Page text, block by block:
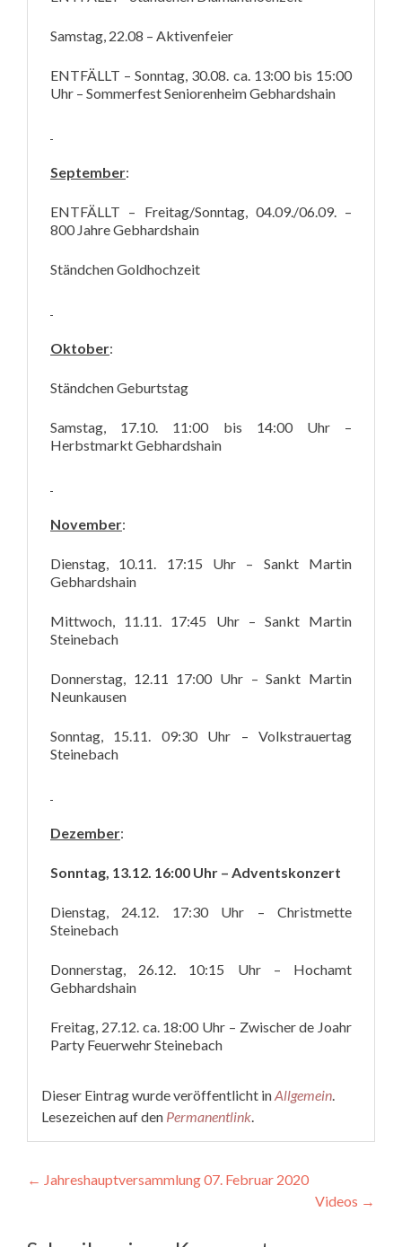
Samstag, 22.08 – Aktivenfeier
ENTFÄLLT –Sonntag, 30.08. ca. 13:00 bis 15:00
Uhr – Sommerfest Seniorenheim Gebhardshain
September:
ENTFÄLLT – Freitag/Sonntag, 04.09./06.09. –
800 Jahre Gebhardshain
Ständchen Goldhochzeit
Oktober:
Ständchen Geburtstag
Samstag, 17.10. 11:00 bis 14:00 Uhr –
Herbstmarkt Gebhardshain
November:
Dienstag, 10.11. 17:15 Uhr – Sankt Martin
Gebhardshain
Mittwoch, 11.11. 17:45 Uhr – Sankt Martin
Steinebach
Donnerstag, 12.11 17:00 Uhr – Sankt Martin
Neunkausen
Sonntag, 15.11. 09:30 Uhr – Volkstrauertag
Steinebach
Dezember:
Sonntag, 13.12. 16:00 Uhr – Adventskonzert
Dienstag, 24.12. 17:30 Uhr – Christmette
Steinebach
Donnerstag, 26.12. 10:15 Uhr – Hochamt
Gebhardshain
Freitag, 27.12. ca. 18:00 Uhr – Zwischer de Joahr
Party Feuerwehr Steinebach
Dieser Eintrag wurde veröffentlicht inAllgemein.
Lesezeichen auf den Permanentlink.
← Jahreshauptversammlung 07. Februar 2020
Videos →